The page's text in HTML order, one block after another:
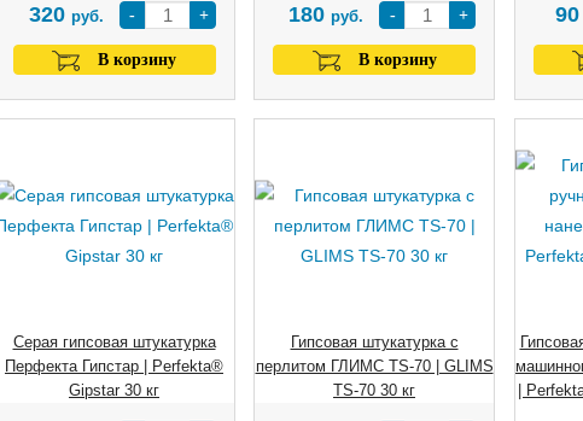
- +
320 руб.
В корзину
- +
180 руб.
В корзину
90
Серая гипсовая штукатурка
Перфекта Гипстар | Perfekta®
Gipstar 30 кг
Гипсовая штукатурка с
перлитом ГЛИМС TS-70 | GLIMS
TS-70 30 кг
|